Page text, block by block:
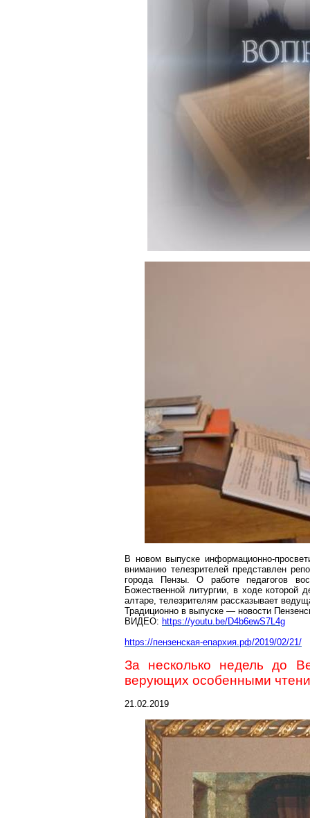
В новом выпуске информационно-
вниманию телезрителей представлен
города Пензы. О работе педагогов
Божественной литургии, в ходе
алтаре, телезрителям рассказывает
Традиционно в выпуске — новости
ВИДЕО: https://youtu.be/D4b6ewS7L4g
https://пензенская-епархия.рф/2019/02/21/
За несколько недель до
верующих особенными
21.02.2019